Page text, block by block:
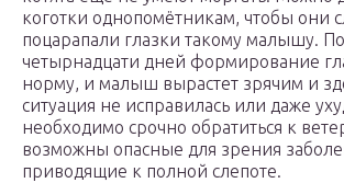
коготки однопомётникам, чтобы они
поцарапали глазки такому малышу.
четырнадцати дней формирование
норму, и малыш вырастет зрячим и
ситуация не исправилась или даже
необходимо срочно обратиться к
возможны опасные для зрения
приводящие к полной слепоте.